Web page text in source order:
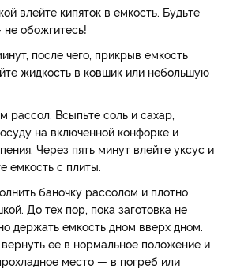
влейте кипяток в емкость. Будьте
обожгитесь!
после чего, прикрыв емкость
жидкость в ковшик или небольшую
рассол. Всыпьте соль и сахар,
на включенной конфорке и
Через пять минут влейте уксус и
емкость с плиты.
баночку рассолом и плотно
До тех пор, пока заготовка не
держать емкость дном вверх дном.
ее в нормальное положение и
место — в погреб или